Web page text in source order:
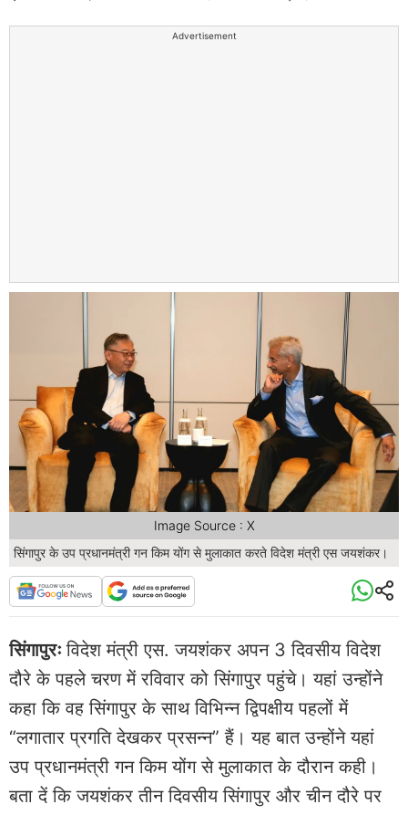
Advertisement
सिंगापुर के उप प्रधानमंत्री गन किम योंग से मुलाकात करते विदेश मंत्री एस जयशंकर।
Image Source : X
सिंगापुरःविदेश मंत्री एस. जयशंकर अपन 3 दिवसीय विदेश
दौरे के पहले चरण में रविवार को सिंगापुर पहुंचे। यहां उन्होंने
कहा कि वह सिंगापुर के साथ विभिन्न द्विपक्षीय पहलों में
“लगातार प्रगति देखकर प्रसन्न” हैं। यह बात उन्होंने यहां
उप प्रधानमंत्री गन किम योंग से मुलाकात के दौरान कही।
बता दें कि जयशंकर तीन दिवसीय सिंगापुर और चीन दौरे पर